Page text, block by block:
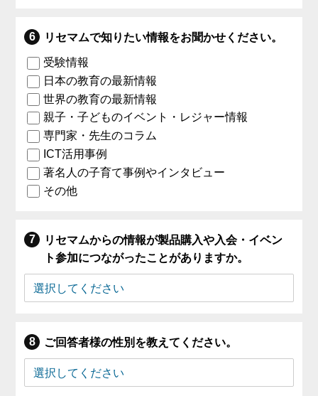
リセマムで知りたい情報をお聞かせください。
受験情報
日本の教育の最新情報
世界の教育の最新情報
親子・子どものイベント・レジャー情報
専門家・先生のコラム
ICT活用事例
著名人の子育て事例やインタビュー
その他
リセマムからの情報が製品購入や入会・イベン
ト参加につながったことがありますか。
ご回答者様の性別を教えてください。